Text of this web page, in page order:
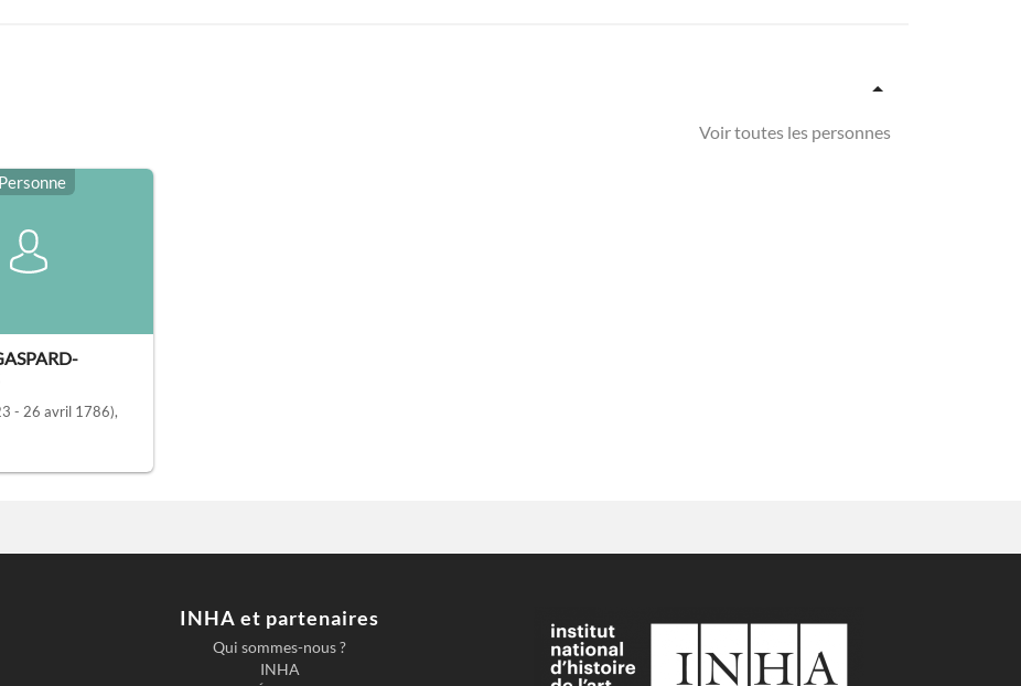
Voir toutes les personnes
- 26 avril 1786),
INHA et partenaires
Qui sommes-nous ?
INHA